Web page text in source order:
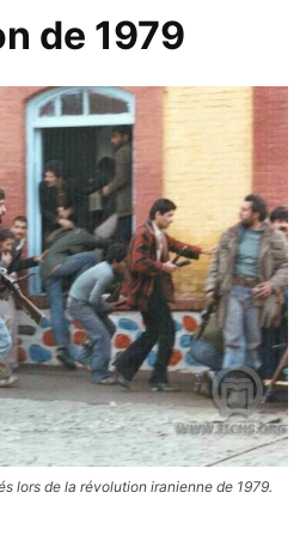
de 1979
lors de la révolution iranienne de 1979.